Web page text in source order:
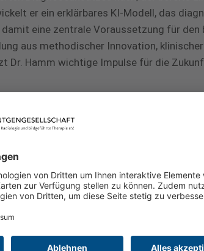
er ein erklärbares KI-Modell, das
eine zentrale Voraussetzung für den
aus methodischer Innovation, klinischer
Dr. Hamm wichtige Impulse für die
und das prägende Wirken von
Das Stiftungsvermögen des
ehemaligen DDR und wurde 1992 der
Der Preis ist mit 2.500 Euro dotiert
verliehen. Der Walter-Friedrich-Preis